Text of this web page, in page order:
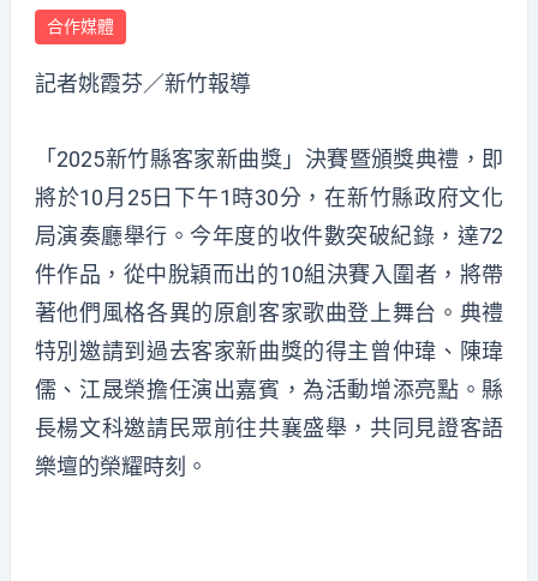
合作媒體
記者姚霞芬／新竹報導
「2025新竹縣客家新曲獎」決賽暨頒獎典禮，即
將於10月25日下午1時30分，在新竹縣政府文化
局演奏廳舉行。今年度的收件數突破紀錄，達72
件作品，從中脫穎而出的10組決賽入圍者，將帶
著他們風格各異的原創客家歌曲登上舞台。典禮
特別邀請到過去客家新曲獎的得主曾仲瑋、陳瑋
儒、江晟榮擔任演出嘉賓，為活動增添亮點。縣
長楊文科邀請民眾前往共襄盛舉，共同見證客語
樂壇的榮耀時刻。